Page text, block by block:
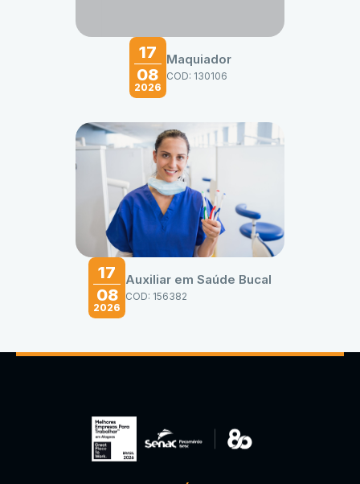
17
08
2026
Maquiador
COD: 130106
17
08
2026
Auxiliar em Saúde Bucal
COD: 156382